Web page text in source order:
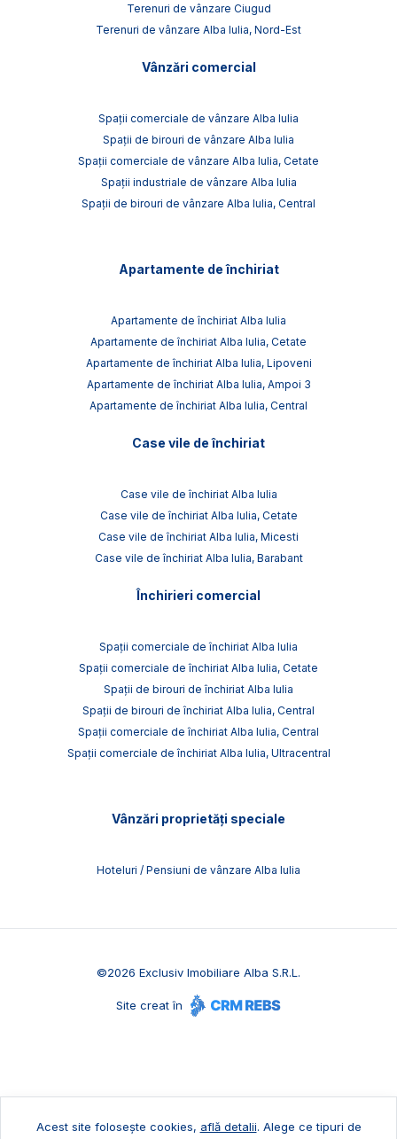
Terenuri de vânzare Ciugud
Terenuri de vânzare Alba Iulia, Nord-Est
Vânzări comercial
Spații comerciale de vânzare Alba Iulia
Spații de birouri de vânzare Alba Iulia
Spații comerciale de vânzare Alba Iulia, Cetate
Spații industriale de vânzare Alba Iulia
Spații de birouri de vânzare Alba Iulia, Central
Apartamente de închiriat
Apartamente de închiriat Alba Iulia
Apartamente de închiriat Alba Iulia, Cetate
Apartamente de închiriat Alba Iulia, Lipoveni
Apartamente de închiriat Alba Iulia, Ampoi 3
Apartamente de închiriat Alba Iulia, Central
Case vile de închiriat
Case vile de închiriat Alba Iulia
Case vile de închiriat Alba Iulia, Cetate
Case vile de închiriat Alba Iulia, Micesti
Case vile de închiriat Alba Iulia, Barabant
Închirieri comercial
Spații comerciale de închiriat Alba Iulia
Spații comerciale de închiriat Alba Iulia, Cetate
Spații de birouri de închiriat Alba Iulia
Spații de birouri de închiriat Alba Iulia, Central
Spații comerciale de închiriat Alba Iulia, Central
Spații comerciale de închiriat Alba Iulia, Ultracentral
Vânzări proprietăți speciale
Hoteluri / Pensiuni de vânzare Alba Iulia
©2026 Exclusiv Imobiliare Alba S.R.L.
Site creat în
Acest site folosește cookies, află detalii. Alege ce tipuri de